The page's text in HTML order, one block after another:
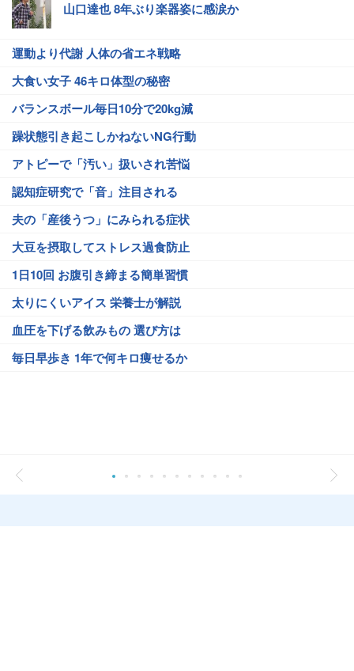
山口達也 8年ぶり楽器姿に感涙か
運動より代謝 人体の省エネ戦略
大食い女子 46キロ体型の秘密
バランスボール毎日10分で20kg減
躁状態引き起こしかねないNG行動
アトピーで「汚い」扱いされ苦悩
認知症研究で「音」注目される
夫の「産後うつ」にみられる症状
大豆を摂取してストレス過食防止
1日10回 お腹引き締まる簡単習慣
太りにくいアイス 栄養士が解説
血圧を下げる飲みもの 選び方は
毎日早歩き 1年で何キロ痩せるか